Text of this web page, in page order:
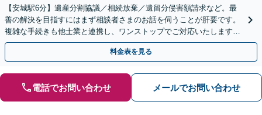
【安城駅6分】遺産分割協議／相続放棄／遺留分侵害額請求など。最
善の解決を目指すにはまず相談者さまのお話を伺うことが肝要です。
複雑な手続きも他士業と連携し、ワンストップでご対応いたします
【ビデオ面談OK】
料金表を見る
電話でお問い合わせ メールでお問い合わせ